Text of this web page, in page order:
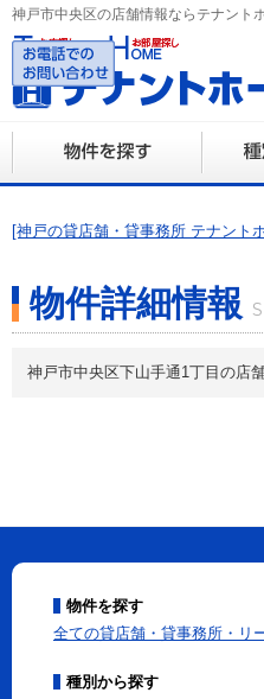
神戸市中央区の店舗情報ならテナント
営業時
[神戸の貸店舗・貸事務所 テナント
物件詳細情報
神戸市中央区下山手通1丁目の店
物件を探す
全ての貸店舗・貸事務所・リ
種別から探す